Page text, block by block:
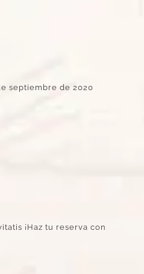
septiembre de 2020
¡Haz tu reserva con